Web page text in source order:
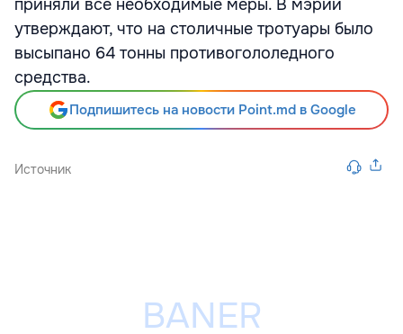
приняли все необходимые меры. В мэрии
утверждают, что на столичные тротуары было
высыпано 64 тонны противогололедного
средства.
Подпишитесь на новости Point.md в Google
Источник